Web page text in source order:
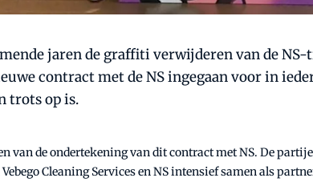
jaren de graffiti verwijderen van de
contract met de NS ingegaan voor in
trots op is.
van de ondertekening van dit contract met NS. De
Cleaning Services en NS intensief samen als